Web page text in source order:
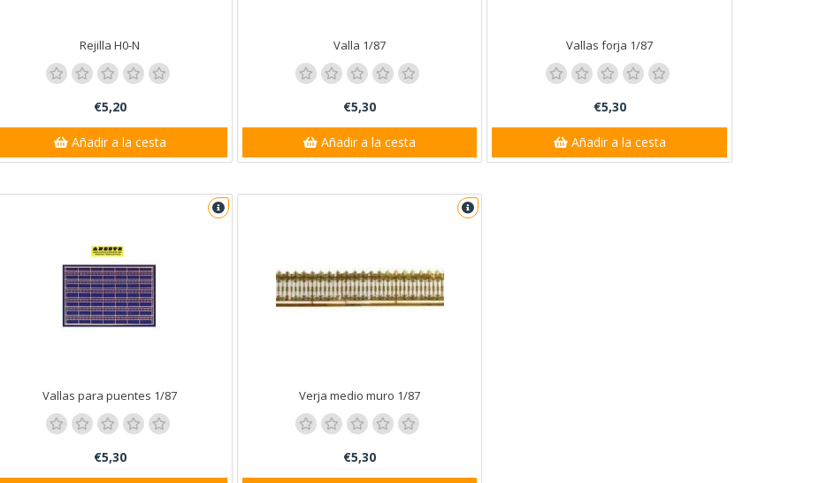
Rejilla H0-N
€5,20
Añadir a la cesta
Valla 1/87
€5,30
Añadir a la cesta
Vallas forja 1/87
€5,30
Añadir a la cesta
Vallas para puentes 1/87
€5,30
Verja medio muro 1/87
€5,30